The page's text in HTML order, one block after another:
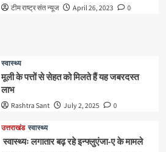
टीम राष्ट्र संत न्यूज April 26, 2023 0
स्वास्थ्य
मूली के पत्तों से सेहत को मिलते हैं यह जबरदस्त
लाभ
Rashtra Sant July 2, 2025 0
उत्तराखंड स्वास्थ्य
स्वास्थ्यः लगातार बढ़ रहे इन्फ्लुएंजा-ए के मामले